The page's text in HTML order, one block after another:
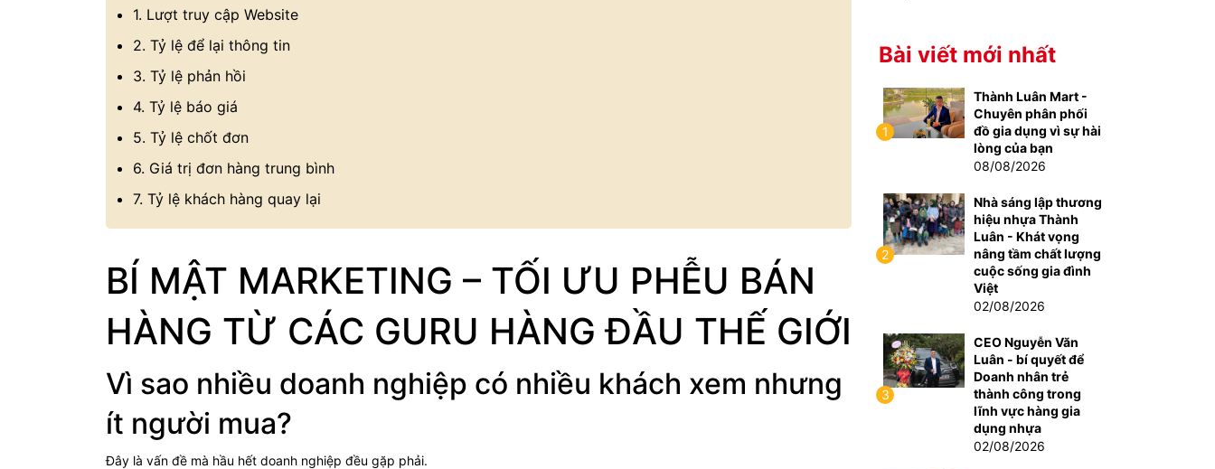
1. Lượt truy cập Website
2. Tỷ lệ để lại thông tin
3. Tỷ lệ phản hồi
4. Tỷ lệ báo giá
5. Tỷ lệ chốt đơn
6. Giá trị đơn hàng trung bình
7. Tỷ lệ khách hàng quay lại
BÍ MẬT MARKETING – TỐI ƯU PHỄU BÁN
HÀNG TỪ CÁC GURU HÀNG ĐẦU THẾ GIỚI
Vì sao nhiều doanh nghiệp có nhiều khách xem nhưng
ít người mua?
Đây là vấn đề mà hầu hết doanh nghiệp đều gặp phải.
Bài viết mới nhất
1
Thành Luân Mart -
Chuyên phân phối
đồ gia dụng vì sự hài
lòng của bạn
08/08/2026
2
Nhà sáng lập thương
hiệu nhựa Thành
Luân - Khát vọng
nâng tầm chất lượng
cuộc sống gia đình
Việt
02/08/2026
3
CEO Nguyễn Văn
Luân - bí quyết để
Doanh nhân trẻ
thành công trong
lĩnh vực hàng gia
dụng nhựa
02/08/2026